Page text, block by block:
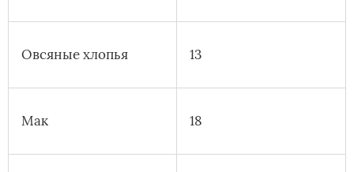
Овсяные хлопья 13
Мак 18